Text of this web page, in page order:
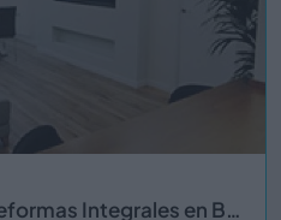
Montaplac 2000 S.L. Reformas Integrales en Barcelona